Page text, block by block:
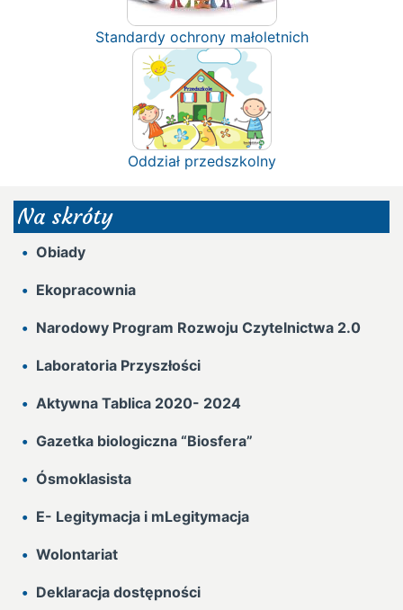
Standardy ochrony małoletnich
Oddział przedszkolny
Na skróty
Obiady
Ekopracownia
Narodowy Program Rozwoju Czytelnictwa 2.0
Laboratoria Przyszłości
Aktywna Tablica 2020- 2024
Gazetka biologiczna “Biosfera”
Ósmoklasista
E- Legitymacja i mLegitymacja
Wolontariat
Deklaracja dostępności